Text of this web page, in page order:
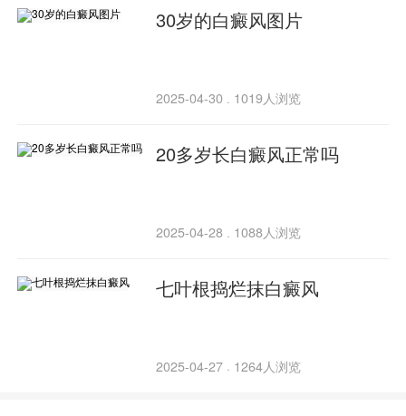
30岁的白癜风图片
2025-04-30 · 1019人浏览
20多岁长白癜风正常吗
2025-04-28 · 1088人浏览
七叶根捣烂抹白癜风
2025-04-27 · 1264人浏览